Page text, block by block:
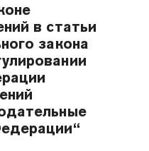
в статьи
закона